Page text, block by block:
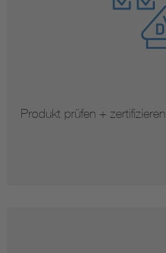
Produkt prüfen + zertifizieren